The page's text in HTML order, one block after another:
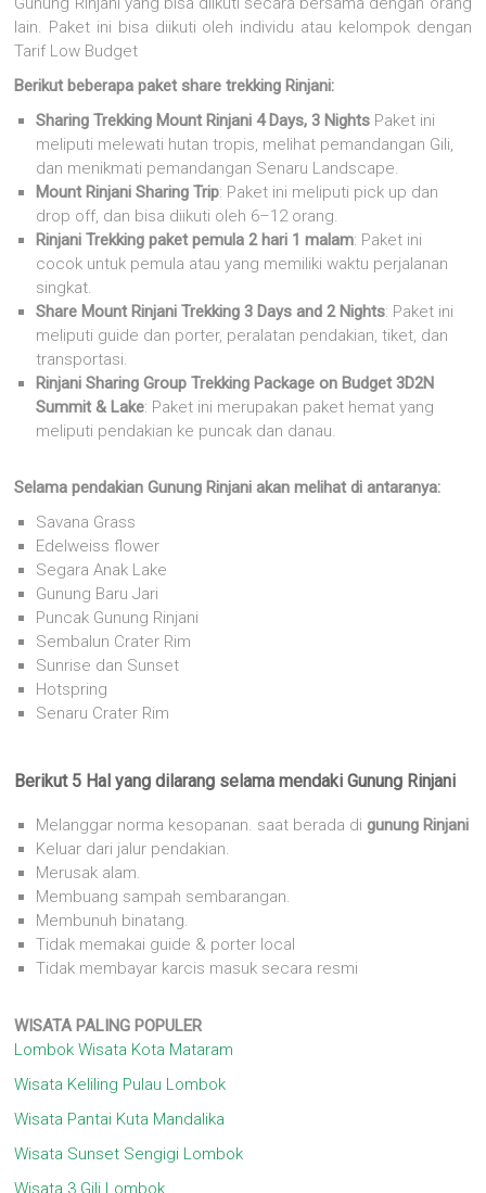
lain. Paket ini bisa diikuti oleh individu atau kelompok dengan
Tarif Low Budget
Berikut beberapa paket share trekking Rinjani:
Sharing Trekking Mount Rinjani 4 Days, 3 Nights Paket ini
meliputi melewati hutan tropis, melihat pemandangan Gili,
dan menikmati pemandangan Senaru Landscape.
Mount Rinjani Sharing Trip: Paket ini meliputi pick up dan
drop off, dan bisa diikuti oleh 6–12 orang.
Rinjani Trekking paket pemula 2 hari 1 malam: Paket ini
cocok untuk pemula atau yang memiliki waktu perjalanan
singkat.
Share Mount Rinjani Trekking 3 Days and 2 Nights: Paket ini
meliputi guide dan porter, peralatan pendakian, tiket, dan
transportasi.
Rinjani Sharing Group Trekking Package on Budget 3D2N
Summit & Lake: Paket ini merupakan paket hemat yang
meliputi pendakian ke puncak dan danau.
Selama pendakian Gunung Rinjani akan melihat di antaranya:
Savana Grass
Edelweiss flower
Segara Anak Lake
Gunung Baru Jari
Puncak Gunung Rinjani
Sembalun Crater Rim
Sunrise dan Sunset
Hotspring
Senaru Crater Rim
Berikut 5 Hal yang dilarang selama mendaki Gunung Rinjani
Melanggar norma kesopanan. saat berada digunung Rinjani
Keluar dari jalur pendakian.
Merusak alam.
Membuang sampah sembarangan.
Membunuh binatang.
Tidak memakai guide & porter local
Tidak membayar karcis masuk secara resmi
WISATA PALING POPULER
Lombok Wisata Kota Mataram
Wisata Keliling Pulau Lombok
Wisata Pantai Kuta Mandalika
Wisata Sunset Sengigi Lombok
Wisata 3 Gili Lombok